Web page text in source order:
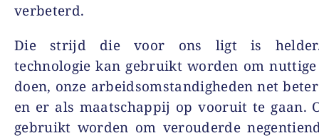
verbeterd.
Die strijd die voor ons ligt is
technologie kan gebruikt worden om
doen, onze arbeidsomstandigheden net
en er als maatschappij op vooruit te gaan.
gebruikt worden om verouderde